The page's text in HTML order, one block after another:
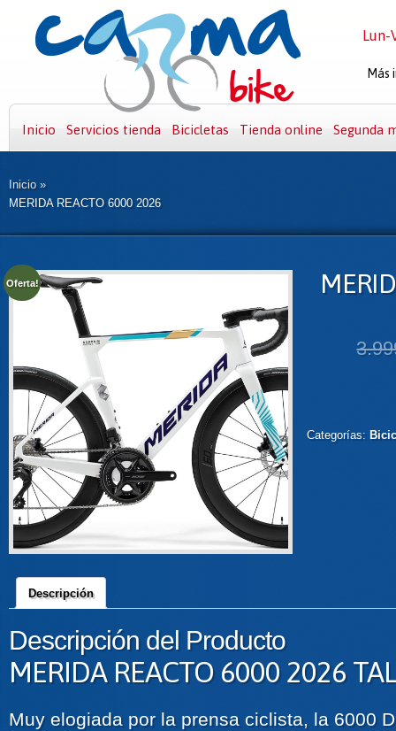
Inicio Servicios tienda Bicicletas Tienda online Segunda
Inicio »
MERIDA REACTO 6000 2026
Oferta!
Categorías:
Descripción
Descripción del Producto
MERIDA REACTO 6000 2026
Muy elogiada por la prensa ciclista, la 6000
Lun-
Más